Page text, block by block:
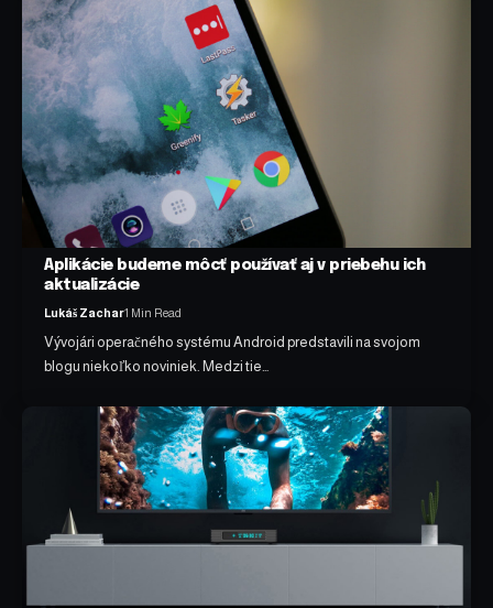
Aplikácie budeme môcť používať aj v priebehu ich
aktualizácie
Lukáš Zachar1 Min Read
Vývojári operačného systému Android predstavili na svojom
blogu niekoľko noviniek. Medzi tie…